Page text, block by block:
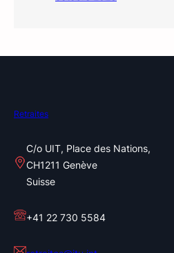
Retraites
C/o UIT, Place des Nations,
CH1211 Genève
Suisse
+41 22 730 5584